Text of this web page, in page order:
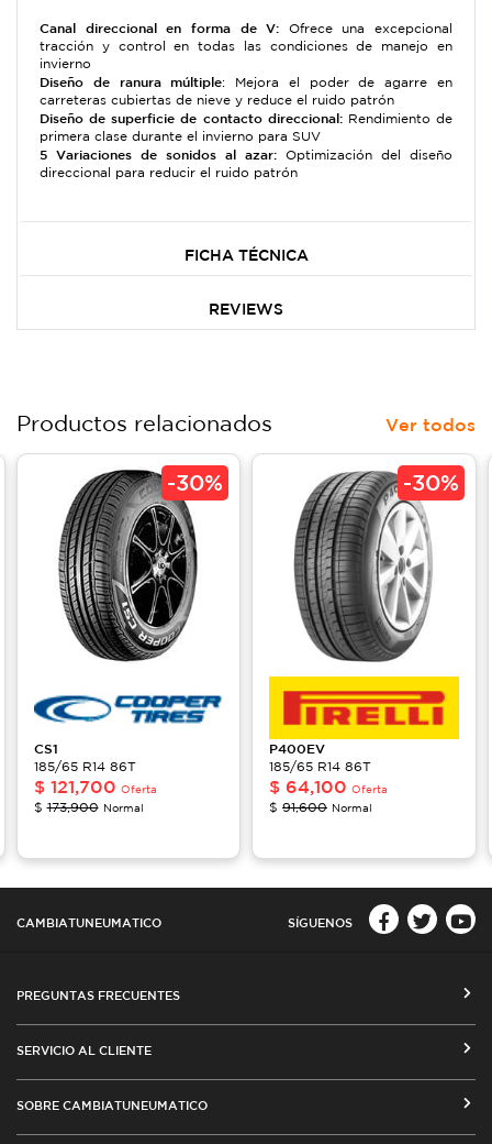
Canal direccional en forma de V: Ofrece una excepcional
tracción y control en todas las condiciones de manejo en
invierno
Diseño de ranura múltiple: Mejora el poder de agarre en
carreteras cubiertas de nieve y reduce el ruido patrón
Diseño de superficie de contacto direccional: Rendimiento de
primera clase durante el invierno para SUV
5 Variaciones de sonidos al azar: Optimización del diseño
direccional para reducir el ruido patrón
FICHA TÉCNICA
REVIEWS
Productos relacionados Ver todos
-30%
CS1
185/65 R14 86T
$ 121,700 Oferta
$173,900 Normal
-30%
P400EV
185/65 R14 86T
$ 64,100 Oferta
$ 91,600 Normal
CAMBIATUNEUMATICO SÍGUENOS
PREGUNTAS FRECUENTES
MEDIOS DE PAGO
SERVICIO AL CLIENTE
CAMBIO DE DIRECCIÓN
SOBRE CAMBIATUNEUMATICO